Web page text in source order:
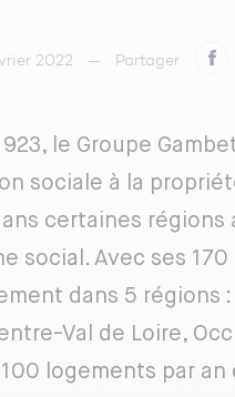
2022 Partager
le Groupe
sociale à la
certaines
social. Avec ses
dans 5 régions
Val de Loire,
logements par